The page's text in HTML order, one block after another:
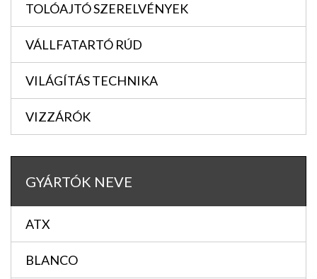
TOLÓAJTÓ SZERELVÉNYEK
VÁLLFATARTÓ RÚD
VILÁGÍTÁS TECHNIKA
VIZZÁRÓK
GYÁRTÓK NEVE
ATX
BLANCO